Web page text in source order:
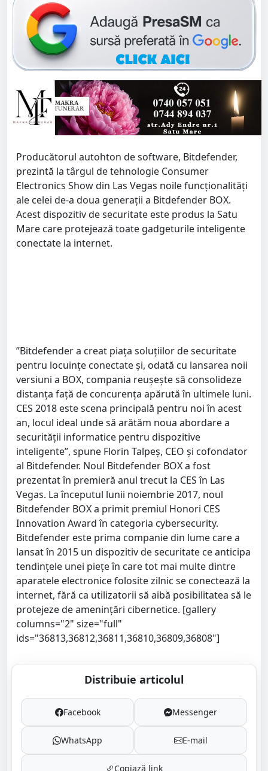
Producătorul autohton de software, Bitdefender,
prezintă la târgul de tehnologie Consumer
Electronics Show din Las Vegas noile funcționalități
ale celei de-a doua generații a Bitdefender BOX.
Acest dispozitiv de securitate este produs la Satu
Mare care protejează toate gadgeturile inteligente
conectate la internet.
”Bitdefender a creat piaţa soluţiilor de securitate
pentru locuinţe conectate şi, odată cu lansarea noii
versiuni a BOX, compania reuşeşte să consolideze
distanţa faţă de concurenţa apărută în ultimele luni.
CES 2018 este scena principală pentru noi în acest
an, locul ideal unde să arătăm noua abordare a
securităţii informatice pentru dispozitive
inteligente”, spune Florin Talpeş, CEO şi cofondator
al Bitdefender. Noul Bitdefender BOX a fost
prezentat în premieră anul trecut la CES în Las
Vegas. La începutul lunii noiembrie 2017, noul
Bitdefender BOX a primit premiul Honori CES
Innovation Award în categoria cybersecurity.
Bitdefender este prima companie din lume care a
lansat în 2015 un dispozitiv de securitate ce anticipa
tendinţele unei pieţe în care tot mai multe dintre
aparatele electronice folosite zilnic se conectează la
internet, fără ca utilizatorii să aibă posibilitatea să le
protejeze de ameninţări cibernetice. [gallery
columns="2" size="full"
ids="36813,36812,36811,36810,36809,36808"]
Distribuie articolul
Facebook Messenger
WhatsApp E-mail
Copiază link